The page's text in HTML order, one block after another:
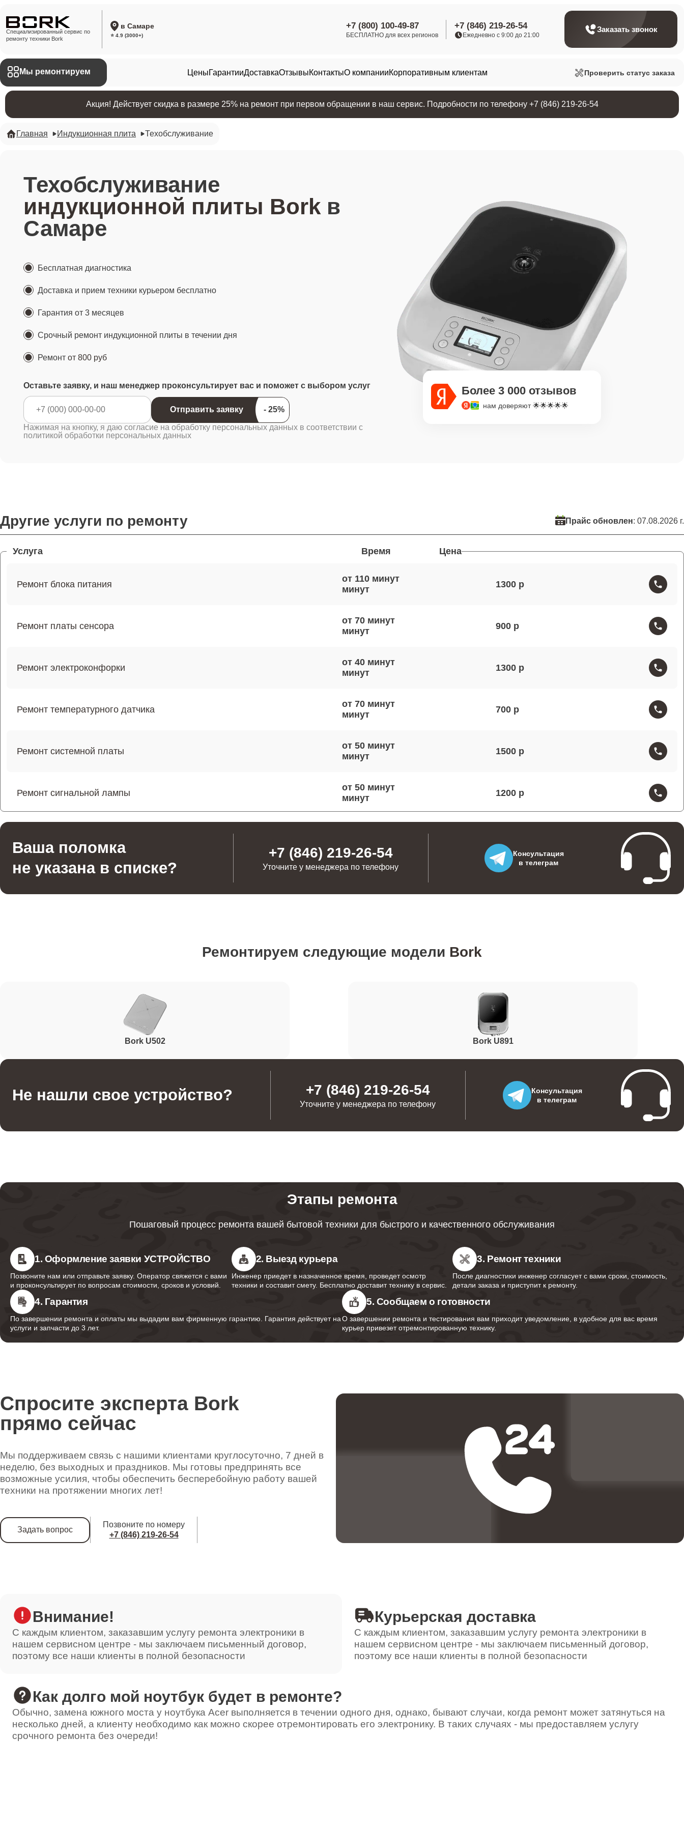
Специализированный сервис по
ремонту техники Bork
в Самаре
⭐ 4.9 (3000+)
+7 (800) 100-49-87
БЕСПЛАТНО для всех регионов
+7 (846) 219-26-54
Ежедневно с 9:00 до 21:00
Заказать звонок
Мы ремонтируем ЦеныГарантииДоставкаОтзывыКонтактыО компанииКорпоративным клиентам Проверить статус заказа
Акция! Действует скидка в размере 25% на ремонт при первом обращении в наш сервис. Подробности по телефону +7 (846) 219-26-54
Главная Индукционная плита Техобслуживание
Техобслуживание
индукционной плиты Bork в
Самаре
Бесплатная диагностика
Доставка и прием техники курьером бесплатно
Гарантия от 3 месяцев
Срочный ремонт индукционной плиты в течении дня
Ремонт от 800 руб
Оставьте заявку, и наш менеджер проконсультирует вас и поможет с выбором услуг
Отправить заявку
Нажимая на кнопку, я даю согласие на обработку персональных данных в соответствии с
политикой обработки персональных данных
Более 3 000 отзывов
нам доверяют 🌟🌟🌟🌟🌟
Другие услуги по ремонту Прайс обновлен: 07.08.2026 г.
Услуга Время Цена
Ремонт блока питания
от 110 минут
1300
Ремонт платы сенсора
от 70 минут
900
Ремонт электроконфорки
от 40 минут
1300
Ремонт температурного датчика
от 70 минут
700
Ремонт системной платы
от 50 минут
1500
Ремонт сигнальной лампы
от 50 минут
1200
Ремонт регулятора режимов конфорки
от 80 минут
Ремонт / ремонт электронного модуля управления
от 80 минут
1100
1400
700
от 80 минут
Прошивка / разблокировка
Установка / подключение / демонтаж
от 100 минут
Ваша поломка
не указана в списке?
+7 (846) 219-26-54
Уточните у менеджера по телефону
Консультация
в телеграм
Ремонтируем следующие модели Bork
Bork U502 Bork U891
Не нашли свое устройство? +7 (846) 219-26-54
Уточните у менеджера по телефону
Консультация
в телеграм
Этапы ремонта
Пошаговый процесс ремонта вашей бытовой техники для быстрого и качественного обслуживания
1. Оформление заявки УСТРОЙСТВО
Позвоните нам или отправьте заявку. Оператор свяжется с вами
и проконсультирует по вопросам стоимости, сроков и условий.
2. Выезд курьера
Инженер приедет в назначенное время, проведет осмотр
техники и составит смету. Бесплатно доставит технику в сервис.
3. Ремонт техники
После диагностики инженер согласует с вами сроки, стоимость,
детали заказа и приступит к ремонту.
4. Гарантия
По завершении ремонта и оплаты мы выдадим вам фирменную гарантию. Гарантия действует на
услуги и запчасти до 3 лет.
5. Сообщаем о готовности
О завершении ремонта и тестирования вам приходит уведомление, в удобное для вас время
курьер привезет отремонтированную технику.
Спросите эксперта Bork
прямо сейчас
Мы поддерживаем связь с нашими клиентами круглосуточно, 7 дней в
неделю, без выходных и праздников. Мы готовы предпринять все
возможные усилия, чтобы обеспечить бесперебойную работу вашей
техники на протяжении многих лет!
Задать вопрос
Позвоните по номеру
+7 (846) 219-26-54
Внимание!
С каждым клиентом, заказавшим услугу ремонта электроники в
нашем сервисном центре - мы заключаем письменный договор,
поэтому все наши клиенты в полной безопасности
Курьерская доставка
С каждым клиентом, заказавшим услугу ремонта электроники в
нашем сервисном центре - мы заключаем письменный договор,
поэтому все наши клиенты в полной безопасности
Как долго мой ноутбук будет в ремонте?
Обычно, замена южного моста у ноутбука Acer выполняется в течении одного дня, однако, бывают случаи, когда ремонт может затянуться на
несколько дней, а клиенту необходимо как можно скорее отремонтировать его электронику. В таких случаях - мы предоставляем услугу
срочного ремонта без очереди!